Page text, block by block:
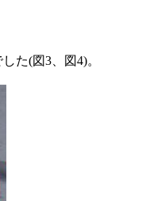
た(図3、図4)。